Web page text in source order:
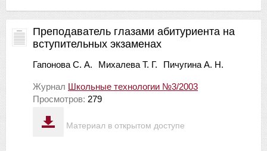
Материал в открытом доступе
Преподаватель глазами абитуриента на
вступительных экзаменах
Гапонова С. А. Михалева Т. Г. Пичугина А. Н.
Журнал Школьные технологии №3/2003
Просмотров: 279